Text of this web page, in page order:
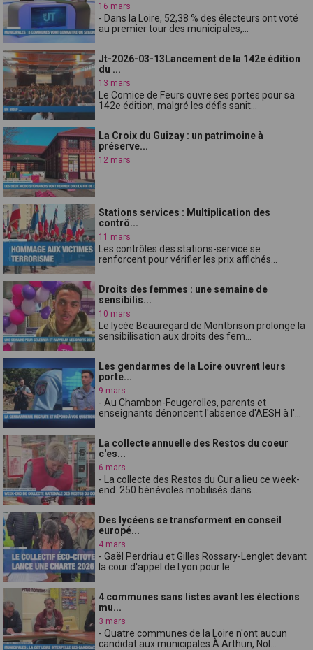
16 mars
- Dans la Loire, 52,38 % des électeurs ont voté
au premier tour des municipales,...
Jt-2026-03-13Lancement de la 142e édition
du ...
13 mars
Le Comice de Feurs ouvre ses portes pour sa
142e édition, malgré les défis sanit...
La Croix du Guizay : un patrimoine à
préserve...
12 mars
Stations services : Multiplication des
contrô...
11 mars
Les contrôles des stations-service se
renforcent pour vérifier les prix affichés...
Droits des femmes : une semaine de
sensibilis...
10 mars
Le lycée Beauregard de Montbrison prolonge la
sensibilisation aux droits des fem...
Les gendarmes de la Loire ouvrent leurs
porte...
9 mars
- Au Chambon-Feugerolles, parents et
enseignants dénoncent l'absence d'AESH à l'...
La collecte annuelle des Restos du coeur
c'es...
6 mars
- La collecte des Restos du Cur a lieu ce week-
end. 250 bénévoles mobilisés dans...
Des lycéens se transforment en conseil
europé...
4 mars
- Gaël Perdriau et Gilles Rossary-Lenglet devant
la cour d'appel de Lyon pour le...
4 communes sans listes avant les élections
mu...
3 mars
- Quatre communes de la Loire n'ont aucun
candidat aux municipales.À Arthun, Nol...